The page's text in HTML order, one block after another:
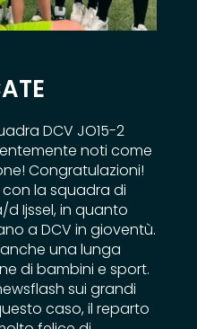
DCV JO15-2
noti come
Congratulazioni!
la squadra di
d Ijssel, in quanto
a DCV in gioventù.
una lunga
di bambini e sport.
sui grandi
caso, il reparto